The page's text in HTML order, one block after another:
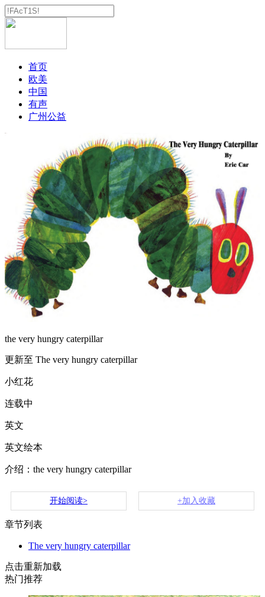
首页
欧美
中国
有声
广州公益
the very hungry caterpillar
更新至 The very hungry caterpillar
小红花
连载中
英文
英文绘本
介绍：the very hungry caterpillar
开始阅读> +加入收藏
章节列表
The very hungry caterpillar
点击重新加载
热门推荐